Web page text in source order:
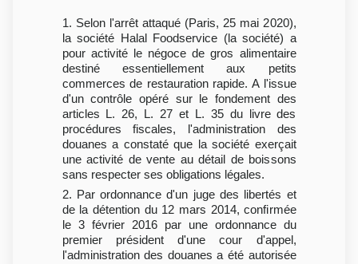
1. Selon l'arrêt attaqué (Paris, 25 mai 2020),
la société Halal Foodservice (la société) a
pour activité le négoce de gros alimentaire
destiné essentiellement aux petits
commerces de restauration rapide. A l'issue
d'un contrôle opéré sur le fondement des
articles L. 26, L. 27 et L. 35 du livre des
procédures fiscales, l'administration des
douanes a constaté que la société exerçait
une activité de vente au détail de boissons
sans respecter ses obligations légales.
2. Par ordonnance d'un juge des libertés et
de la détention du 12 mars 2014, confirmée
le 3 février 2016 par une ordonnance du
premier président d'une cour d'appel,
l'administration des douanes a été autorisée